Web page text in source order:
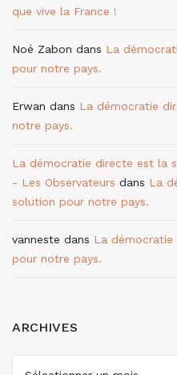
que vive la France !
Noé Zabon dans La
pour notre pays.
Erwan dans La démocratie
notre pays.
La démocratie directe est la
- Les Observateurs dans La
solution pour notre pays.
vanneste dans La
pour notre pays.
ARCHIVES